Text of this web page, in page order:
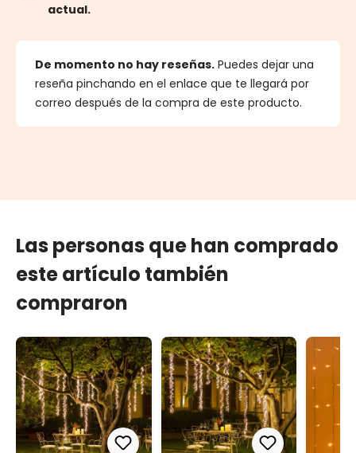
actual.
De momento no hay reseñas. Puedes dejar una
reseña pinchando en el enlace que te llegará por
correo después de la compra de este producto.
Las personas que han comprado
este artículo también
compraron